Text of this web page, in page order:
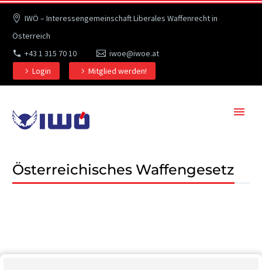
IWÖ – Interessengemeinschaft Liberales Waffenrecht in
Österreich
+43 1 315 70 10
iwoe@iwoe.at
Login
Mitglied werden!
Österreichisches Waffengesetz